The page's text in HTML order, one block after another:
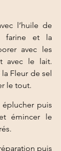
l’huile de
farine et la
avec les
avec le lait.
Fleur de sel
le tout.
éplucher puis
émincer le
puis